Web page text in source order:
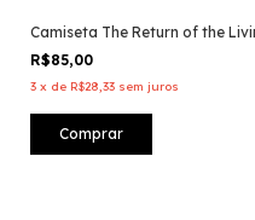
Camiseta The Return of the
R$85,00
3 x de R$28,33 sem juros
Comprar